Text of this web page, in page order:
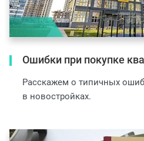
Ошибки при покупке
Расскажем о типичных
в новостройках.